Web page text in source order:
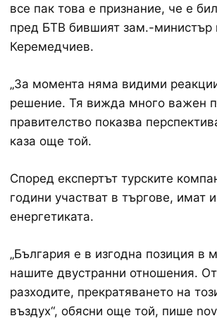
все пак това е признание, че е
пред БТВ бившият зам.-
Керемедчиев.
„За момента няма видими
решение. Тя вижда много важен
правителство показва
каза още той.
Според експертът турските
години участват в търгове, имат
енергетиката.
„България е в изгодна позиция
нашите двустранни отношения.
разходите, прекратяването на
въздух“, обясни още той, пише